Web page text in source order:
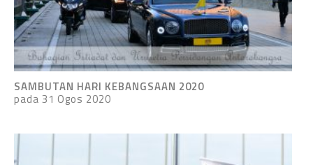
SAMBUTAN HARI KEBANGSAAN 2020
pada 31 Ogos 2020